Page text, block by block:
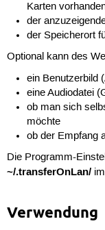
Karten
der
der Speicherort
Optional kann des
ein Benutzerbild
eine Audiodatei
ob man sich
möchte
ob der Empfang
Die Programm-
~/.transferOnLan/im
Verwendung